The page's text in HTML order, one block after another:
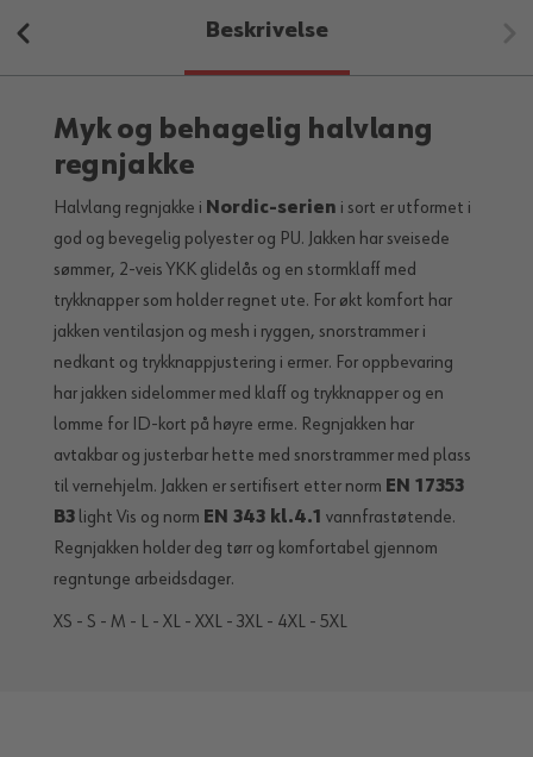
Beskrivelse
Myk og behagelig halvlang
regnjakke
Halvlang regnjakke i Nordic-serien i sort er utformet i
god og bevegelig polyester og PU. Jakken har sveisede
sømmer, 2-veis YKK glidelås og en stormklaff med
trykknapper som holder regnet ute. For økt komfort har
jakken ventilasjon og mesh i ryggen, snorstrammer i
nedkant og trykknappjustering i ermer. For oppbevaring
har jakken sidelommer med klaff og trykknapper og en
lomme for ID-kort på høyre erme. Regnjakken har
avtakbar og justerbar hette med snorstrammer med plass
til vernehjelm. Jakken er sertifisert etter norm EN 17353
B3 light Vis og norm EN 343 kl.4.1 vannfrastøtende.
Regnjakken holder deg tørr og komfortabel gjennom
regntunge arbeidsdager.
XS - S - M - L - XL - XXL - 3XL - 4XL - 5XL